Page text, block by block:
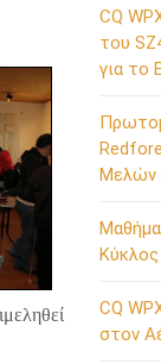
CQ
του
για το
Μελών
CQ
στον